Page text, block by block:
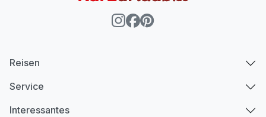
Reisen
Service
Interessantes